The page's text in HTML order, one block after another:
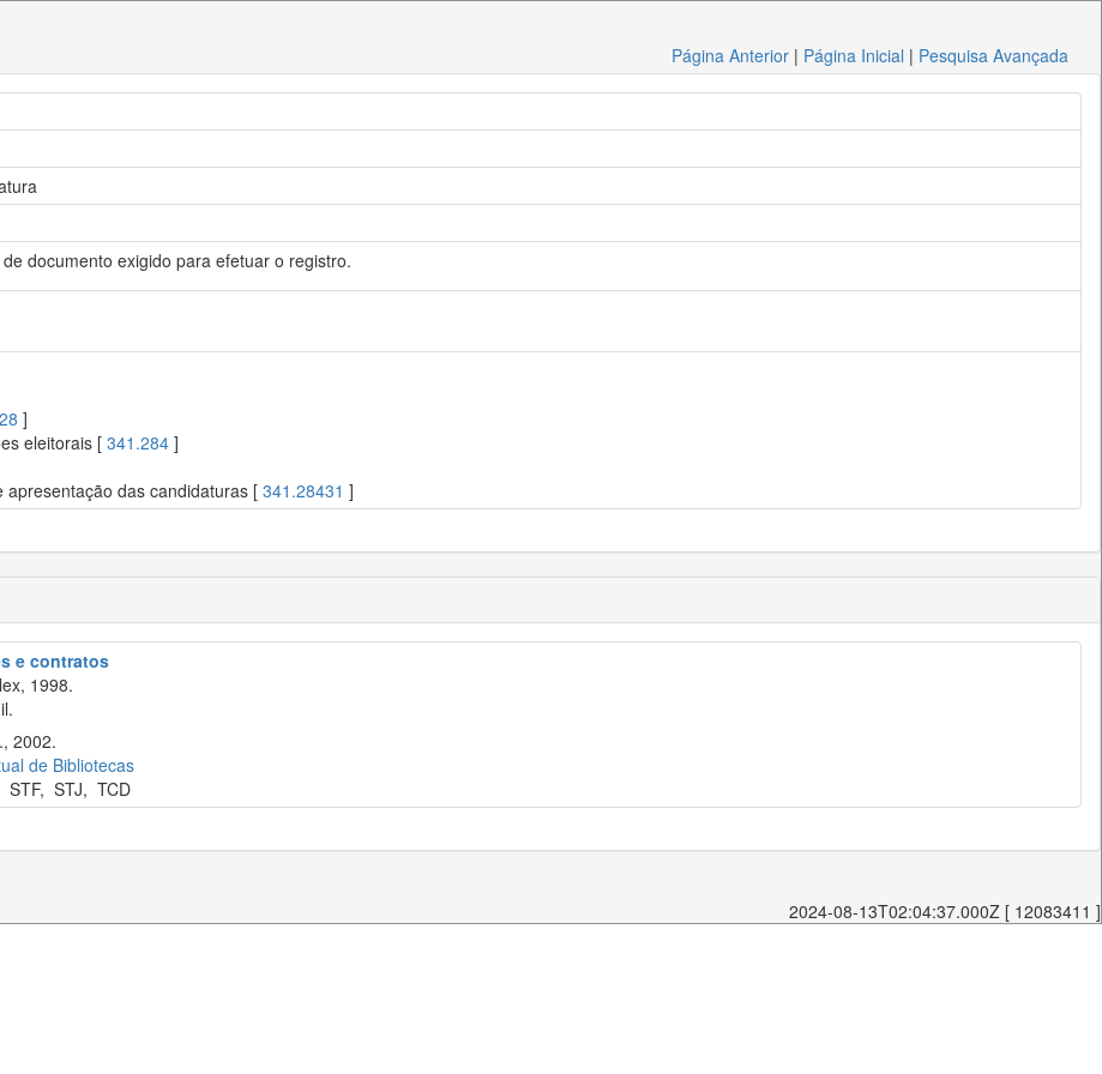
Página Anterior | Página Inicial | Pesquisa Avançada
documento exigido para efetuar o registro.
]
eleitorais [ 341.284 ]
das candidaturas [ 341.28431 ]
e contratos
1998.
2002.
de Bibliotecas
STF, STJ, TCD
2024-08-13T02:04:37.000Z [ 12083411 ]